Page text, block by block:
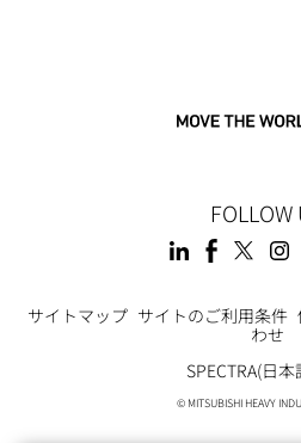
FOLLOW
Footer
サイトマップ サイトのご利用条件
わせ
SPECTRA(日本
© MITSUBISHI HEAVY